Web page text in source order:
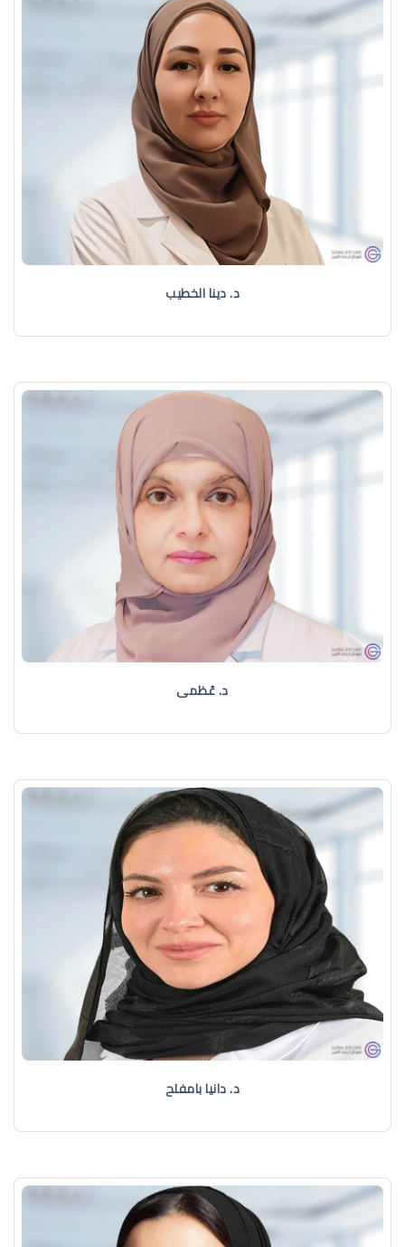
د. دينا الخطيب
د. عُظمى
د. دانيا بامفلح